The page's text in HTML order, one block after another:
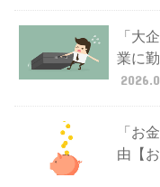
「大
業に
「お
由【